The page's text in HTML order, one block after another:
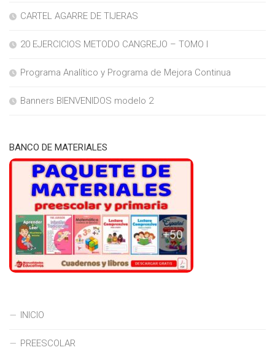
CARTEL AGARRE DE TIJERAS
20 EJERCICIOS METODO CANGREJO – TOMO I
Programa Analítico y Programa de Mejora Continua
Banners BIENVENIDOS modelo 2
BANCO DE MATERIALES
INICIO
PREESCOLAR